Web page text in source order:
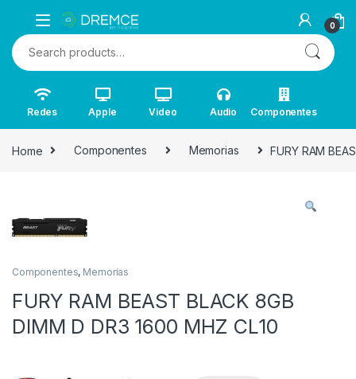
0
Search for:
Redes Apple Video Audio Componentes
Home Componentes Memorias FURY RAM
Componentes, Memorias
FURY RAM BEAST BLACK 8GB
DIMM D DR3 1600 MHZ CL10